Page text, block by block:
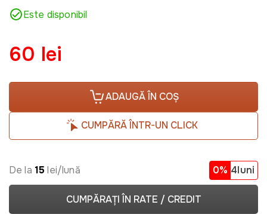
Este disponibil
60 lei
ADAUGĂ ÎN COȘ
CUMPĂRĂ ÎNTR-UN CLICK
De la 15 lei/lună 0% 4luni
CUMPĂRAȚI ÎN RATE / CREDIT